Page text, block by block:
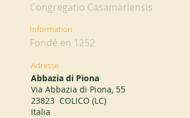
Congregatio Casamariensis
Information
Fondé en 1252
Adresse
Abbazia di Piona
Via Abbazia di Piona, 55
23823 COLICO (LC)
Italia